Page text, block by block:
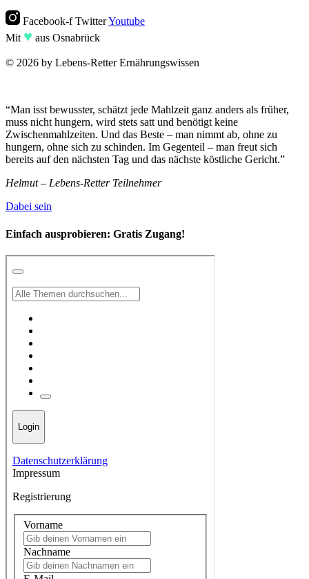
Facebook-f TwitterYoutube
Mit ♥︎ aus Osnabrück
© 2026 by Lebens-Retter Ernährungswissen
“Man isst bewusster, schätzt jede Mahlzeit ganz anders als früher,
muss nicht hungern, wird stets satt und benötigt keine
Zwischenmahlzeiten. Und das Beste – man nimmt ab, ohne zu
hungern, ohne sich zu schinden. Im Gegenteil – man freut sich
bereits auf den nächsten Tag und das nächste köstliche Gericht.”
Helmut – Lebens-Retter Teilnehmer
Dabei sein
Einfach ausprobieren: Gratis Zugang!